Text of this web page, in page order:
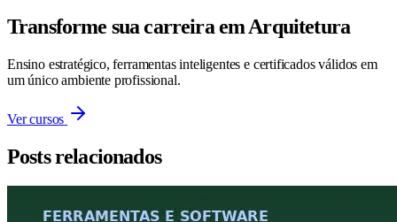
Transforme sua carreira em Arquitetura
Ensino estratégico, ferramentas inteligentes e certificados válidos em
um único ambiente profissional.
Ver cursos
Posts relacionados